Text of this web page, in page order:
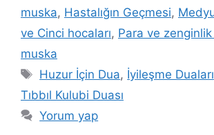
muska, Hastalığın Geçmesi,
ve Cinci hocaları, Para ve
muska
Huzur İçin Dua, İyileşme Duaları
Tıbbıl Kulubi Duası
Yorum yap